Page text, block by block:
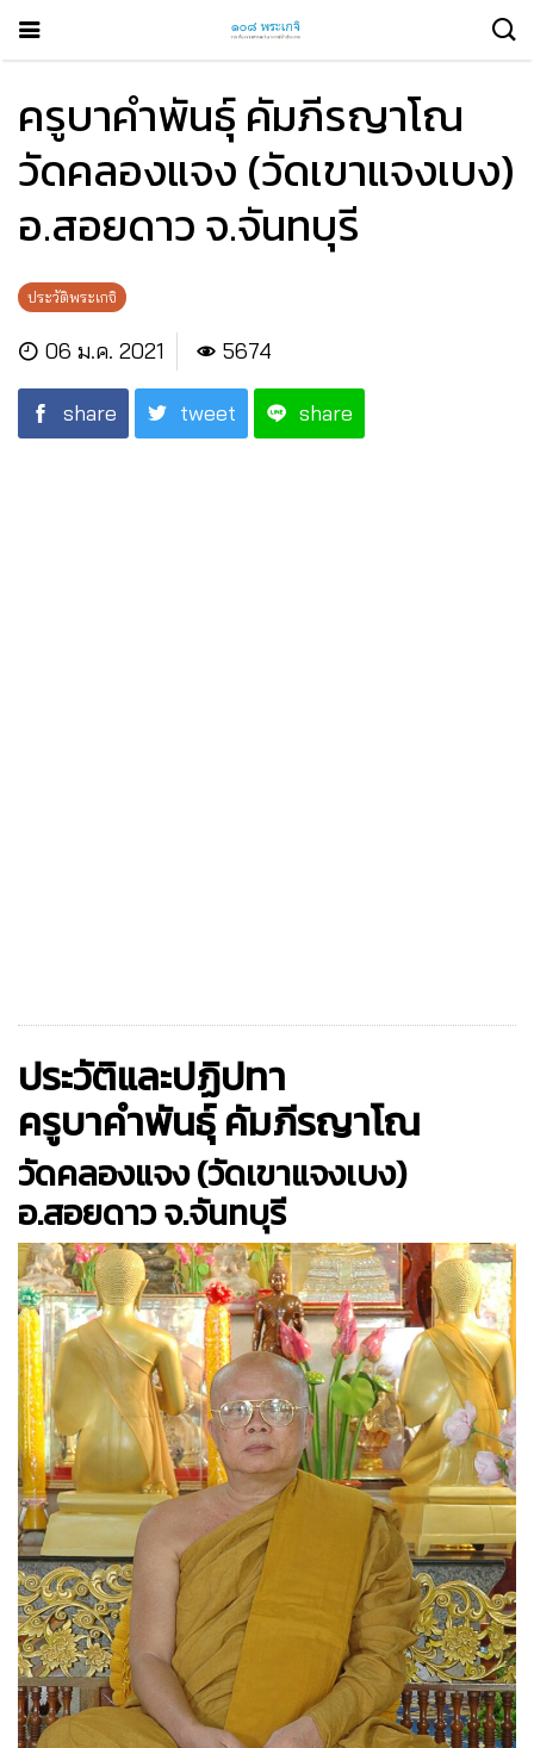
ครูบาคำพันธุ์ คัมภีรญาโณ
วัดคลองแจง (วัดเขาแจงเบง)
อ.สอยดาว จ.จันทบุรี
ประวัติพระเกจิ
06 ม.ค. 2021 5674
share tweet share
ประวัติและปฏิปทา
ครูบาคำพันธุ์ คัมภีรญาโณ
วัดคลองแจง (วัดเขาแจงเบง)
อ.สอยดาว จ.จันทบุรี